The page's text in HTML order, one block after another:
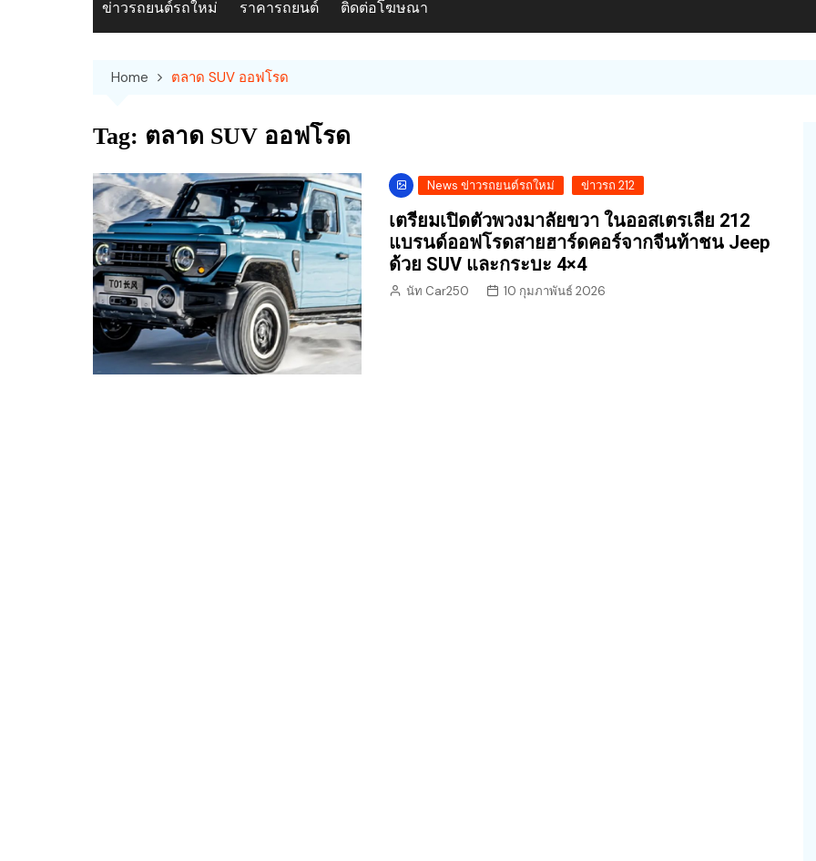
ข่าวรถยนต์รถใหม่ ราคารถยนต์ ติดต่อโฆษณา
Home ตลาด SUV ออฟโรด
Tag: ตลาด SUV ออฟโรด
News ข่าวรถยนต์รถใหม่ ข่าวรถ 212
เตรียมเปิดตัวพวงมาลัยขวา ในออสเตรเลีย 212
แบรนด์ออฟโรดสายฮาร์ดคอร์จากจีนท้าชน Jeep
ด้วย SUV และกระบะ 4×4
นัท Car250 10 กุมภาพันธ์ 2026